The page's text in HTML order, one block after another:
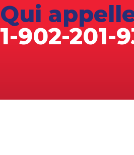
Agriculture
Arriérés en automobile
Biens de succession et décès
Locataire-propriétaire
Qui
1-902-201-